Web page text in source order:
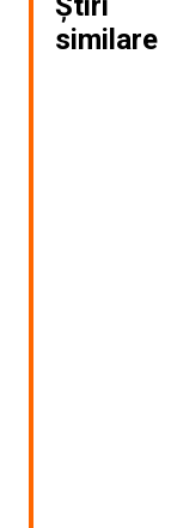
similare